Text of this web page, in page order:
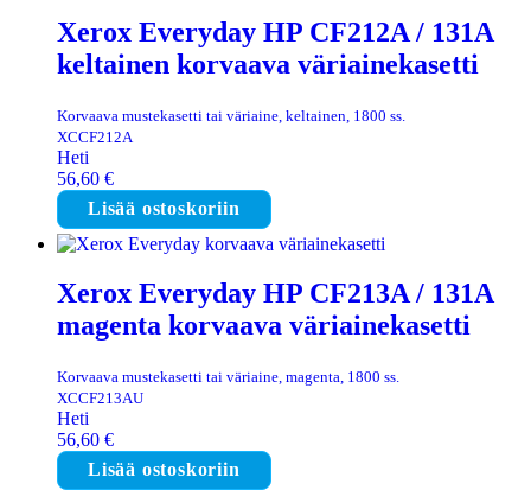
Xerox Everyday HP CF212A / 131A
keltainen korvaava väriainekasetti
Korvaava mustekasetti tai väriaine, keltainen, 1800 ss.
XCCF212A
Heti
56,60 €
Lisää ostoskoriin
Xerox Everyday HP CF213A / 131A
magenta korvaava väriainekasetti
Korvaava mustekasetti tai väriaine, magenta, 1800 ss.
XCCF213AU
Heti
56,60 €
Lisää ostoskoriin